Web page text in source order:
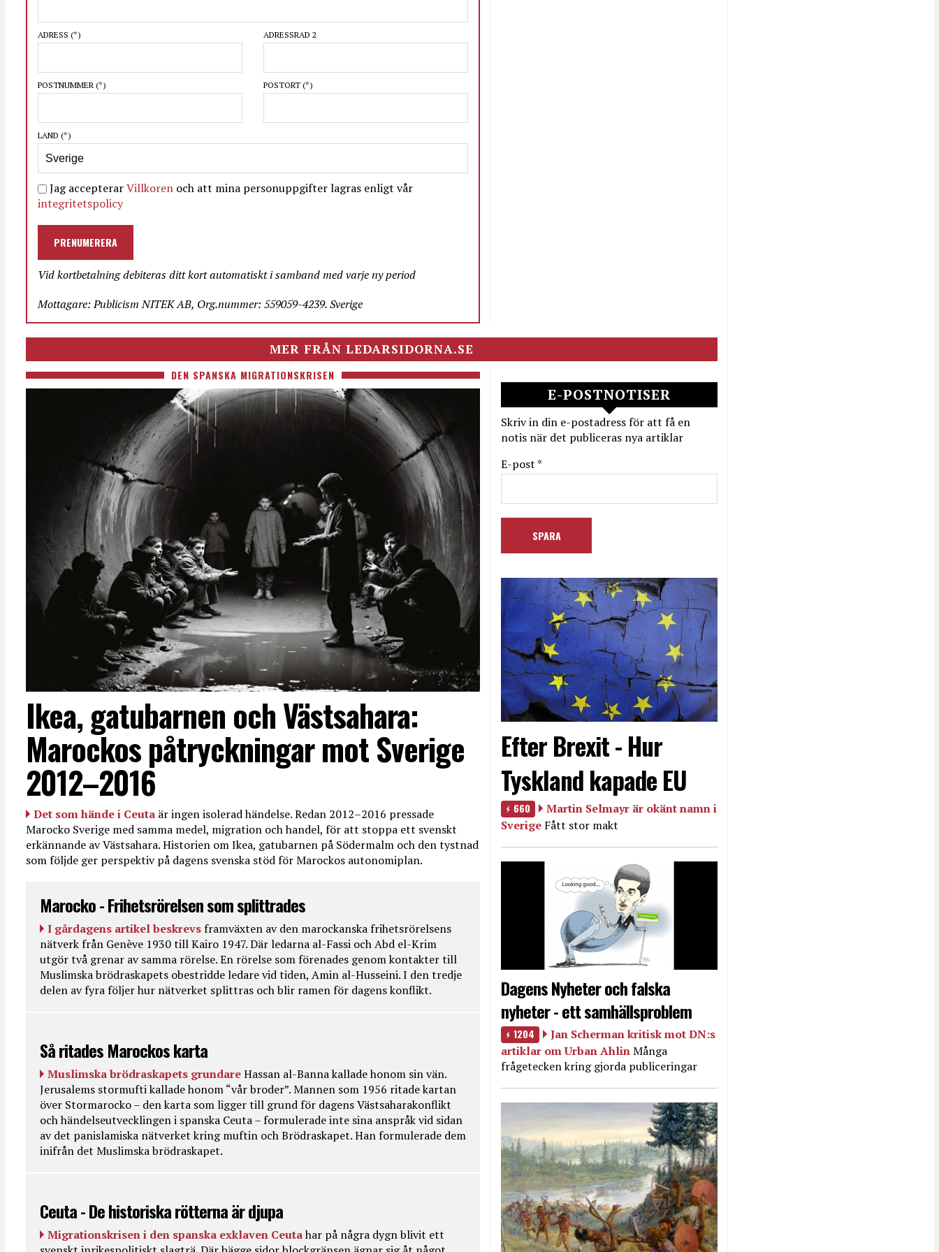
ADRESS (*) ADRESSRAD 2
POSTNUMMER (*) POSTORT (*)
LAND (*)
Jag accepterarVillkoren och att mina personuppgifter lagras enligt vår
integritetspolicy
PRENUMERERA
Vid kortbetalning debiteras ditt kort automatiskt i samband med varje ny period
Mottagare: Publicism NITEK AB, Org.nummer: 559059-4239. Sverige
MER FRÅN LEDARSIDORNA.SE
DEN SPANSKA MIGRATIONSKRISEN
Ikea, gatubarnen och Västsahara:
Marockos påtryckningar mot Sverige
2012–2016
Det som hände i Ceuta är ingen isolerad händelse. Redan 2012–2016 pressade
Marocko Sverige med samma medel, migration och handel, för att stoppa ett svenskt
erkännande av Västsahara. Historien om Ikea, gatubarnen på Södermalm och den tystnad
som följde ger perspektiv på dagens svenska stöd för Marockos autonomiplan.
Marocko - Frihetsrörelsen som splittrades
I gårdagens artikel beskrevs framväxten av den marockanska frihetsrörelsens
nätverk från Genève 1930 till Kairo 1947. Där ledarna al-Fassi och Abd el-Krim
utgör två grenar av samma rörelse. En rörelse som förenades genom kontakter till
Muslimska brödraskapets obestridde ledare vid tiden, Amin al-Husseini. I den tredje
delen av fyra följer hur nätverket splittras och blir ramen för dagens konflikt.
Så ritades Marockos karta
Muslimska brödraskapets grundareHassan al-Banna kallade honom sin vän.
Jerusalems stormufti kallade honom “vår broder”. Mannen som 1956 ritade kartan
över Stormarocko – den karta som ligger till grund för dagens Västsaharakonflikt
och händelseutvecklingen i spanska Ceuta – formulerade inte sina anspråk vid sidan
av det panislamiska nätverket kring muftin och Brödraskapet. Han formulerade dem
inifrån det Muslimska brödraskapet.
Ceuta - De historiska rötterna är djupa
Migrationskrisen i den spanska exklaven Ceutahar på några dygn blivit ett
E-POSTNOTISER
Skriv in din e-postadress för att få en
notis när det publiceras nya artiklar
E-post *
Efter Brexit - Hur
Tyskland kapade EU
660
Martin Selmayr är okänt namn i
Sverige Fått stor makt
Dagens Nyheter och falska
nyheter - ett samhällsproblem
1204
Jan Scherman kritisk mot DN:s
artiklar om Urban AhlinMånga
frågetecken kring gjorda publiceringar